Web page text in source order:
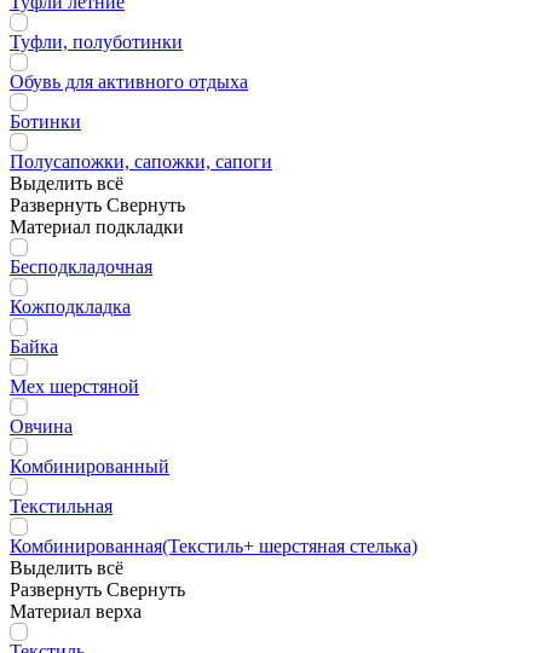
Туфли, полуботинки
Обувь для активного отдыха
Ботинки
Полусапожки, сапожки, сапоги
Выделить всё
Развернуть Свернуть
Материал подкладки
Бесподкладочная
Кожподкладка
Байка
Мех шерстяной
Овчина
Комбинированный
Текстильная
Комбинированная(Текстиль+ шерстяная стелька)
Выделить всё
Развернуть Свернуть
Материал верха